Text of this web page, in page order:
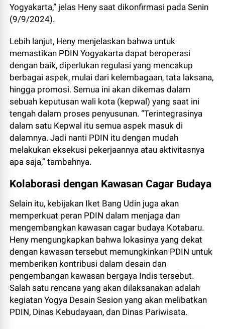
Yogyakarta,” jelas Heny saat dikonfirmasi pada Senin
(9/9/2024).
Lebih lanjut, Heny menjelaskan bahwa untuk
memastikan PDIN Yogyakarta dapat beroperasi
dengan baik, diperlukan regulasi yang mencakup
berbagai aspek, mulai dari kelembagaan, tata laksana,
hingga promosi. Semua ini akan dikemas dalam
sebuah keputusan wali kota (kepwal) yang saat ini
tengah dalam proses penyusunan. “Terintegrasinya
dalam satu Kepwal itu semua aspek masuk di
dalamnya. Jadi nanti PDIN itu dengan mudah
melakukan eksekusi pekerjaannya atau aktivitasnya
apa saja,” tambahnya.
Kolaborasi dengan Kawasan Cagar Budaya
Selain itu, kebijakan Iket Bang Udin juga akan
memperkuat peran PDIN dalam menjaga dan
mengembangkan kawasan cagar budaya Kotabaru.
Heny mengungkapkan bahwa lokasinya yang dekat
dengan kawasan tersebut memungkinkan PDIN untuk
memberikan kontribusi dalam desain dan
pengembangan kawasan bergaya Indis tersebut.
Salah satu rencana yang akan dilaksanakan adalah
kegiatan Yogya Desain Sesion yang akan melibatkan
PDIN, Dinas Kebudayaan, dan Dinas Pariwisata.